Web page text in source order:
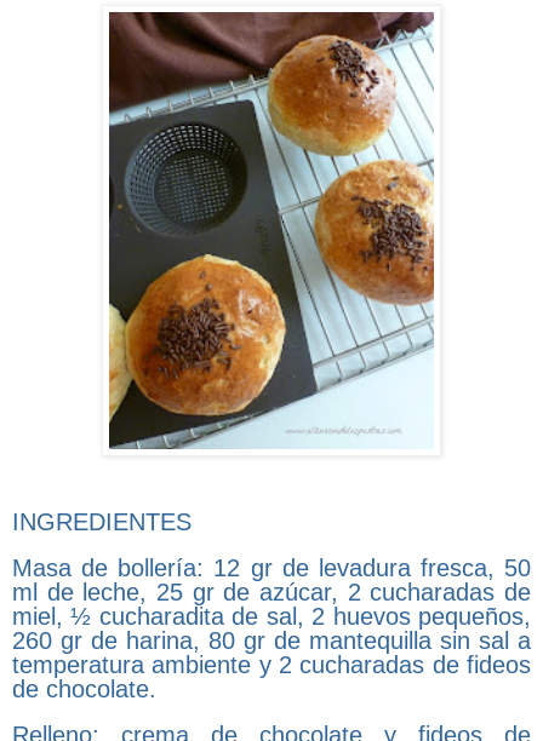
INGREDIENTES
Masa de bollería: 12 gr de levadura fresca, 50
ml de leche, 25 gr de azúcar, 2 cucharadas de
miel, ½ cucharadita de sal, 2 huevos pequeños,
260 gr de harina, 80 gr de mantequilla sin sal a
temperatura ambiente y 2 cucharadas de fideos
de chocolate.
Relleno: crema de chocolate y fideos de